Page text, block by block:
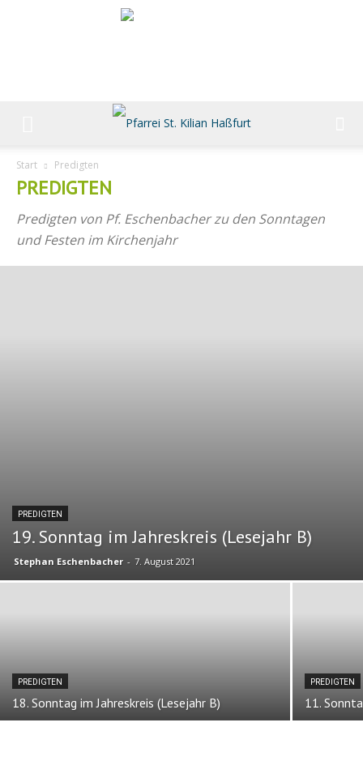
Start Predigten
PREDIGTEN
Predigten von Pf. Eschenbacher zu den Sonntagen
und Festen im Kirchenjahr
PREDIGTEN
19. Sonntag im Jahreskreis (Lesejahr B)
Stephan Eschenbacher - 7. August 2021
PREDIGTEN
18. Sonntag im Jahreskreis (Lesejahr B)
PREDIGTEN
11.